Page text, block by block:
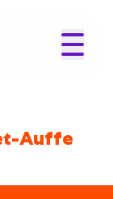
Auffe